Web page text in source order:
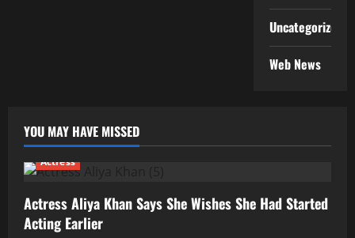
Uncategorized
Web News
YOU MAY HAVE MISSED
Actress
Actress Aliya Khan Says She Wishes She Had Started
Acting Earlier